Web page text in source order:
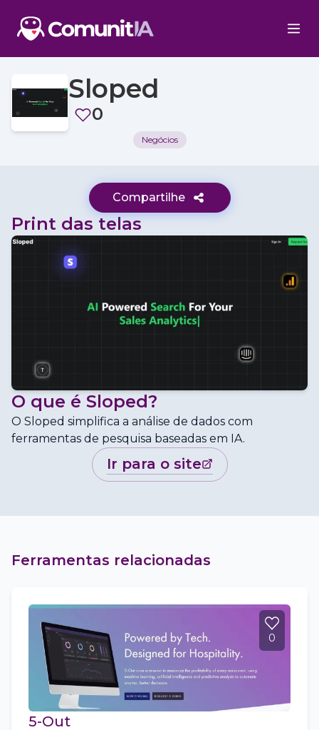
Sloped
0
Negócios
Compartilhe
Print das telas
O que é Sloped?
O Sloped simplifica a análise de dados com
ferramentas de pesquisa baseadas em IA.
ir para o site
Ferramentas relacionadas
0
5-Out